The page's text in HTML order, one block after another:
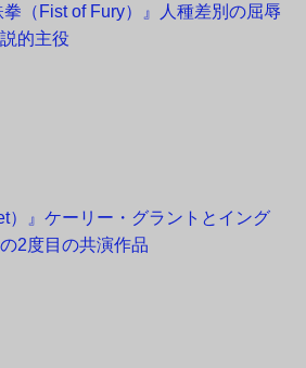
拳（Fist of Fury）』人種差別の屈辱
的主役
）』ケーリー・グラントとイング
2度目の共演作品